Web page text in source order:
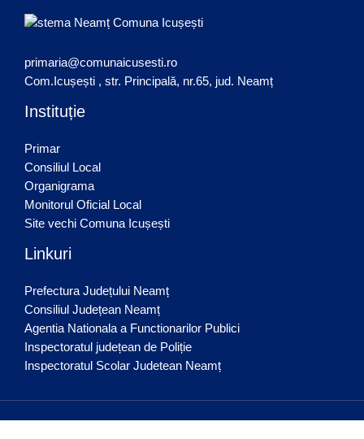
Comuna Icușești
primaria@comunaicusesti.ro
Com.Icușești , str. Principală, nr.65, jud. Neamț
Instituție
Primar
Consiliul Local
Organigrama
Monitorul Oficial Local
Site vechi Comuna Icușești
Linkuri
Prefectura Județului Neamț
Consiliul Județean Neamț
Agentia Nationala a Functionarilor Publici
Inspectoratul județean de Poliție
Inspectoratul Scolar Judetean Neamț